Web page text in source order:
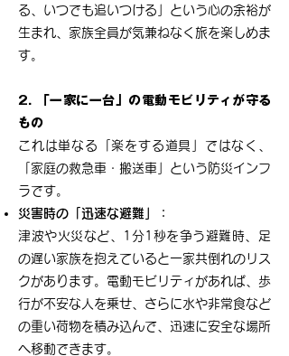
る、いつでも追いつける」という心の余裕が
生まれ、家族全員が気兼ねなく旅を楽しめま
す。
2. 「一家に一台」の電動モビリティが守る
もの
これは単なる「楽をする道具」ではなく、
「家庭の救急車・搬送車」という防災インフ
ラです。
災害時の「迅速な避難」：
津波や火災など、1分1秒を争う避難時、足
の遅い家族を抱えていると一家共倒れのリス
クがあります。電動モビリティがあれば、歩
行が不安な人を乗せ、さらに水や非常食など
の重い荷物を積み込んで、迅速に安全な場所
へ移動できます。